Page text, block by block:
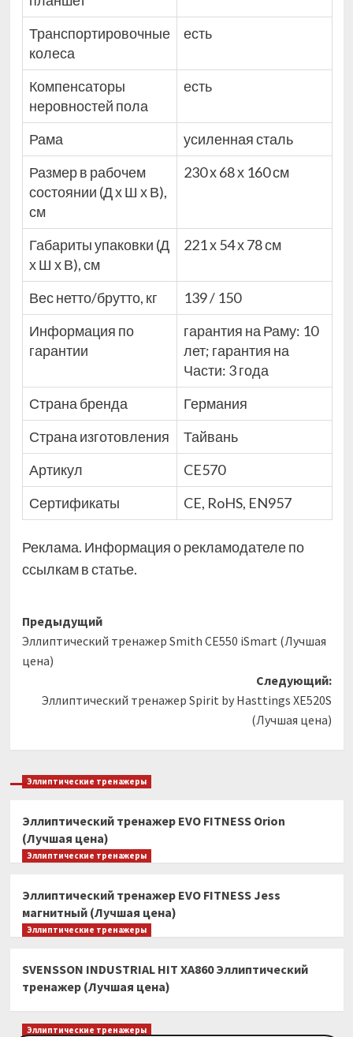
Транспортировочные
колеса
есть
Компенсаторы
неровностей пола
есть
Рама
усиленная сталь
Размер в рабочем
состоянии (Д х Ш х В),
см
230 х 68 х 160 см
Габариты упаковки (Д
х Ш х В), см
221 х 54 х 78 см
Вес нетто/брутто, кг
139 / 150
Информация по
гарантии
гарантия на Раму: 10
лет; гарантия на
Части: 3 года
Страна бренда
Германия
Страна изготовления
Тайвань
Артикул
CE570
Сертификаты
CE, RoHS, EN957
Реклама. Информация о рекламодателе по
ссылкам в статье.
Навигация
записи
Предыдущий
Эллиптический тренажер Smith CE550 iSmart (Лучшая
цена)
Следующий:
Эллиптический тренажер Spirit by Hasttings XE520S
(Лучшая цена)
Эллиптические тренажеры
Эллиптический тренажер EVO FITNESS Orion
(Лучшая цена)
Эллиптические тренажеры
Эллиптический тренажер EVO FITNESS Jess
магнитный (Лучшая цена)
Эллиптические тренажеры
SVENSSON INDUSTRIAL HIT XA860 Эллиптический
тренажер (Лучшая цена)
Эллиптические тренажеры